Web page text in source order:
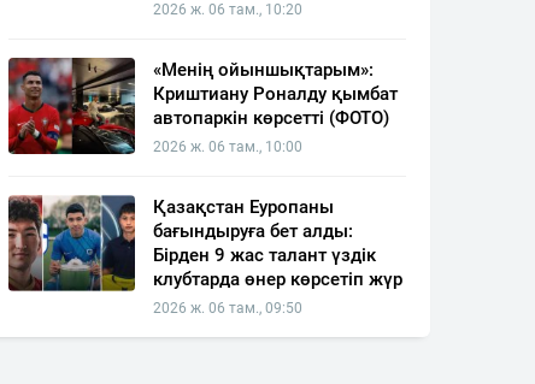
2026 ж. 06 там., 10:20
«Менің ойыншықтарым»:
Криштиану Роналду қымбат
автопаркін көрсетті (ФОТО)
2026 ж. 06 там., 10:00
Қазақстан Еуропаны
бағындыруға бет алды:
Бірден 9 жас талант үздік
клубтарда өнер көрсетіп жүр
2026 ж. 06 там., 09:50